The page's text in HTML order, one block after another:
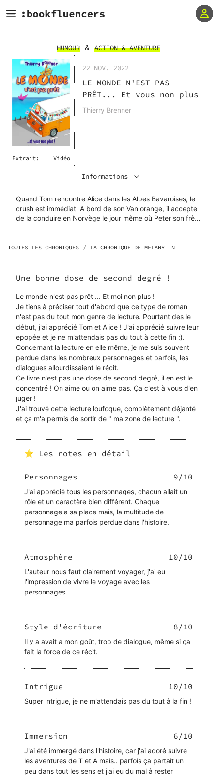
HUMOUR & ACTION & AVENTURE
Extrait: Vidéo
22 NOV. 2022
LE MONDE N'EST PAS
PRÊT... Et vous non plus
Thierry Brenner
Informations
Quand Tom rencontre Alice dans les Alpes Bavaroises, le
crush est immédiat. A bord de son Van orange, il accepte
de la conduire en Norvège le jour même où Peter son frère
Un journal retrouvé dans sa cellule, un mystérieux coffret,
Ajoutez à ça l’équipe de tournage d’une production
hollywoodienne, un gang de mafieux russes des plus
Le Monde N’est Pas Prêt… Et vous non plus. Plus drôle
que le flow d’un stand up de Flaubert, plus aventureux
que Koh Lanta sous acide, ce roman se vit comme un road
trip de ouf où le rythme ne faiblit jamais. Les jeux de mots
fusent à la vitesse de Thor et son marteau. Les punchline
punchlinisent. Et le lecteur ? Il essaie de reprendre son
souffle au lieu de prendre un vent! On vous aura prévenu
mieux vaut attacher vos ceintures.
TOUTES LES CHRONIQUES / LA CHRONIQUE DE MELANY TN
Une bonne dose de second degré !
Le monde n'est pas prêt ... Et moi non plus !
Je tiens à préciser tout d'abord que ce type de roman
n'est pas du tout mon genre de lecture. Pourtant des le
début, j'ai apprécié Tom et Alice ! J'ai apprécié suivre leur
epopée et je ne m'attendais pas du tout à cette fin :).
Concernant la lecture en elle même, je me suis souvent
perdue dans les nombreux personnages et parfois, les
dialogues allourdissaient le récit.
Ce livre n'est pas une dose de second degré, il en est le
concentré ! On aime ou on aime pas. Ça c'est à vous d'en
juger !
J'ai trouvé cette lecture loufoque, complètement déjanté
et ça m'a permis de sortir de " ma zone de lecture ".
⭐ Les notes en détail
Personnages 9/10
J'ai apprécié tous les personnages, chacun allait un
rôle et un caractère bien différent. Chaque
personnage a sa place mais, la multitude de
personnage ma parfois perdue dans l'histoire.
Atmosphère 10/10
L'auteur nous faut clairement voyager, j'ai eu
l'impression de vivre le voyage avec les
personnages.
Style d'écriture 8/10
Il y a avait a mon goût, trop de dialogue, même si ça
fait la force de ce récit.
Intrigue 10/10
Super intrigue, je ne m'attendais pas du tout à la fin !
Immersion 6/10
J'ai été immergé dans l'histoire, car j'ai adoré suivre
les aventures de T et A mais.. parfois ça partait un
peu dans tout les sens et j'ai eu du mal à rester